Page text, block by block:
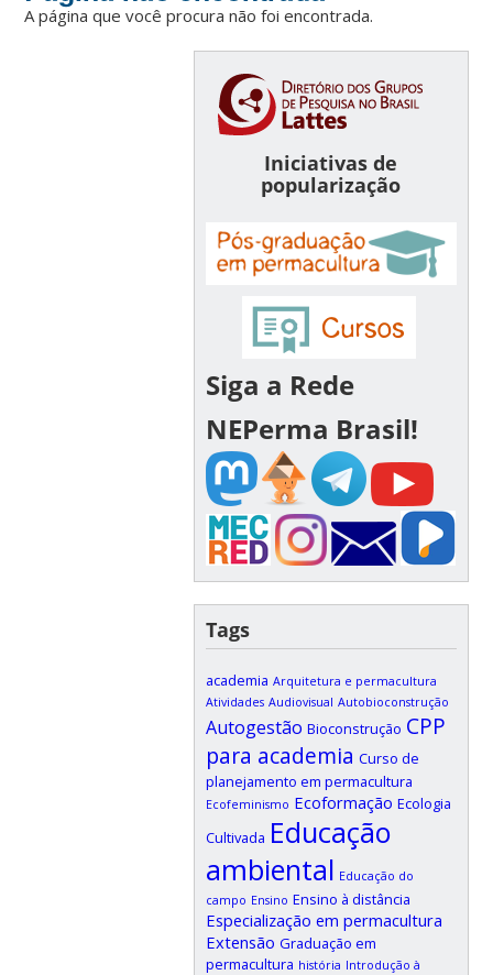
A página que você procura não foi encontrada.
Iniciativas de
popularização
Siga a Rede
NEPerma Brasil!
Tags
academia Arquitetura e permacultura
Atividades Audiovisual Autobioconstrução
Autogestão Bioconstrução CPP
para academia Curso de
planejamento em permacultura
Ecofeminismo Ecoformação Ecologia
Cultivada Educação
ambiental Educação do
campo Ensino Ensino à distância
Especialização em permacultura
Extensão Graduação em
permacultura história Introdução à